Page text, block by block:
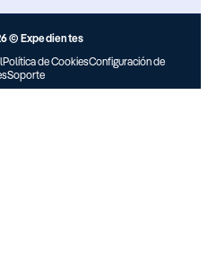
© Expedientes
Política de CookiesConfiguración de
Soporte